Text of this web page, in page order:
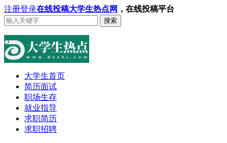
注册登录在线投稿大学生热点网 ，在线投稿平台
搜索
大学生首页
简历面试
职场生存
就业指导
求职简历
求职招聘